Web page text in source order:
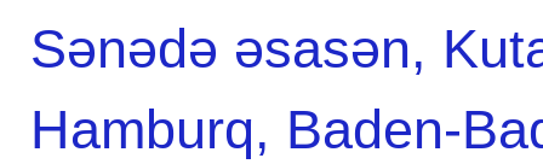
Sənədə əsasən,
Hamburq, Baden-